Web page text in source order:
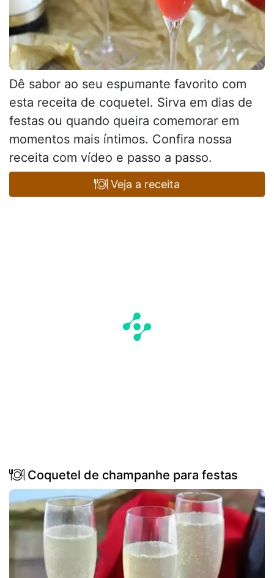
Dê sabor ao seu espumante favorito com
esta receita de coquetel. Sirva em dias de
festas ou quando queira comemorar em
momentos mais íntimos. Confira nossa
receita com vídeo e passo a passo.
Veja a receita
Coquetel de champanhe para festas